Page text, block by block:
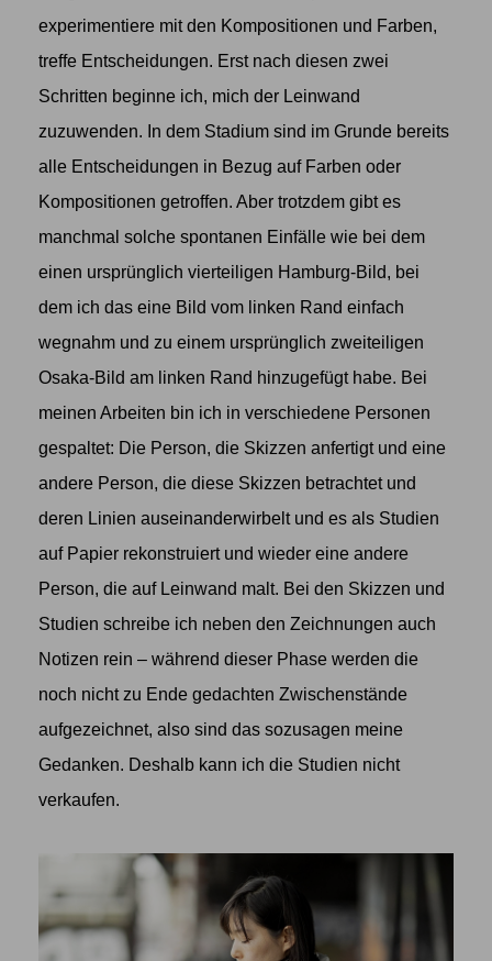
experimentiere mit den Kompositionen und Farben,
treffe Entscheidungen. Erst nach diesen zwei
Schritten beginne ich, mich der Leinwand
zuzuwenden. In dem Stadium sind im Grunde bereits
alle Entscheidungen in Bezug auf Farben oder
Kompositionen getroffen. Aber trotzdem gibt es
manchmal solche spontanen Einfälle wie bei dem
einen ursprünglich vierteiligen Hamburg-Bild, bei
dem ich das eine Bild vom linken Rand einfach
wegnahm und zu einem ursprünglich zweiteiligen
Osaka-Bild am linken Rand hinzugefügt habe. Bei
meinen Arbeiten bin ich in verschiedene Personen
gespaltet: Die Person, die Skizzen anfertigt und eine
andere Person, die diese Skizzen betrachtet und
deren Linien auseinanderwirbelt und es als Studien
auf Papier rekonstruiert und wieder eine andere
Person, die auf Leinwand malt. Bei den Skizzen und
Studien schreibe ich neben den Zeichnungen auch
Notizen rein – während dieser Phase werden die
noch nicht zu Ende gedachten Zwischenstände
aufgezeichnet, also sind das sozusagen meine
Gedanken. Deshalb kann ich die Studien nicht
verkaufen.